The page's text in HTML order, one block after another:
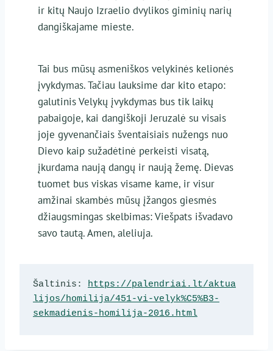
ir kitų Naujo Izraelio dvylikos giminių narių
dangiškajame mieste.
Tai bus mūsų asmeniškos velykinės kelionės
įvykdymas. Tačiau lauksime dar kito etapo:
galutinis Velykų įvykdymas bus tik laikų
pabaigoje, kai dangiškoji Jeruzalė su visais
joje gyvenančiais šventaisiais nužengs nuo
Dievo kaip sužadėtinė perkeisti visatą,
įkurdama naują dangų ir naują žemę. Dievas
tuomet bus viskas visame kame, ir visur
amžinai skambės mūsų įžangos giesmės
džiaugsmingas skelbimas: Viešpats išvadavo
savo tautą. Amen, aleliuja.
Šaltinis: https://palendriai.lt/aktua
lijos/homilija/451-vi-velyk%C5%B3-
sekmadienis-homilija-2016.html